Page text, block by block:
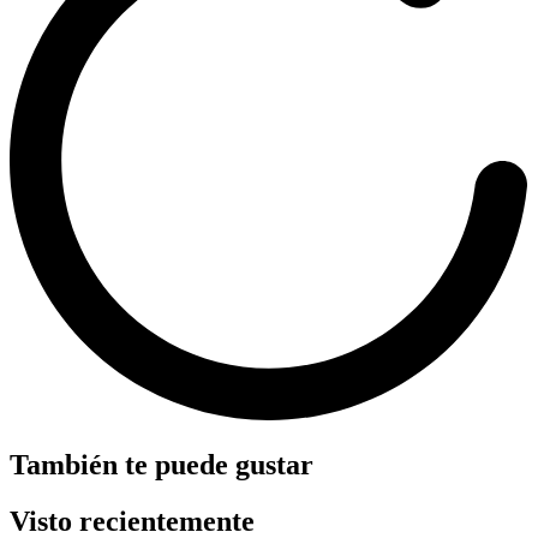
También te puede gustar
Visto recientemente